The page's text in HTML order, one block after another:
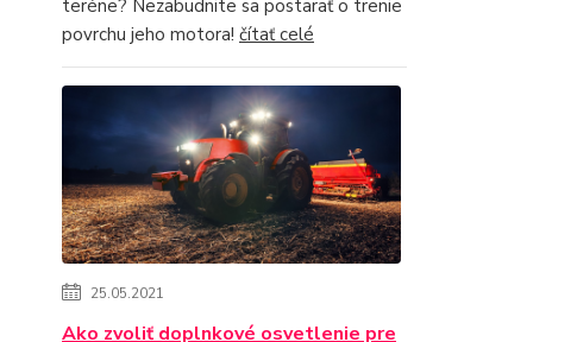
teréne? Nezabudnite sa postarať o trenie
povrchu jeho motora! čítať celé
25.05.2021
Ako zvoliť doplnkové osvetlenie pre